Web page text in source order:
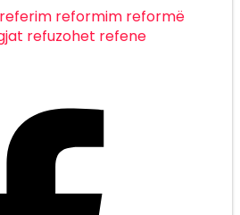
referim reformim reformë
refuzohet refene